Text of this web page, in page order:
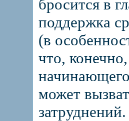
бросится в
поддержка
(в
что,
может
затруднений.